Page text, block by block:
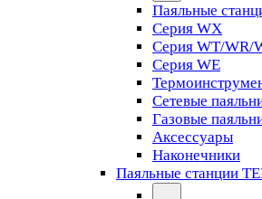
Паяльные
Серия WX
Серия WT/WR/
Серия WE
Сетевые
Газовые
Аксессуары
Наконечники
Паяльные станции